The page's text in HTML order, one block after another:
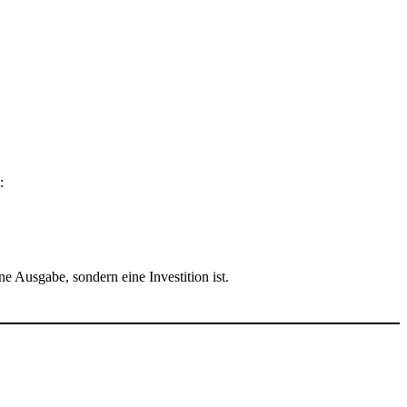
Ausgabe, sondern eine Investition ist.